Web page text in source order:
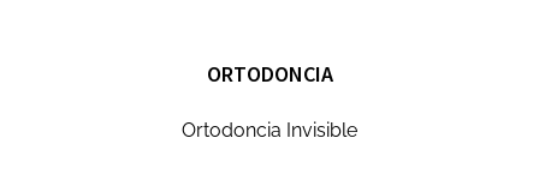
ORTODONCIA
Ortodoncia Invisible